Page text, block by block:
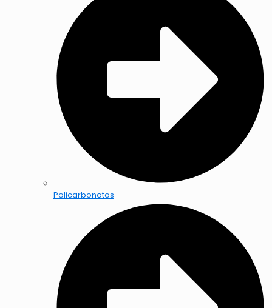
Policarbonatos